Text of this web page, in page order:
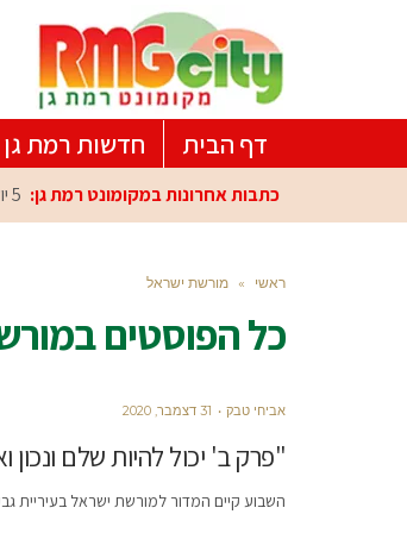
דף הבית חדשות רמת גן
כתבות אחרונות במקומונט רמת גן: 5 יולי, 2026
ראשי » מורשת ישראל
כל הפוסטים ב
אביחי טבק 31 דצמבר, 2020
"פרק ב' יכול להיות שלם
השבוע קיים המדור למורשת ישראל בעיריית גבעתיים אירוע ייחודי ומיוחד,